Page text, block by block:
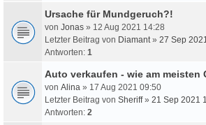
Ursache für Mundgeruch?!
von Jonas » 12 Aug 2021 14:28
Letzter Beitrag von Diamant» 27 Sep
Antworten: 1
Auto verkaufen - wie am meisten
von Alina » 17 Aug 2021 09:50
Letzter Beitrag von Sheriff» 21 Sep 2021
Antworten: 2